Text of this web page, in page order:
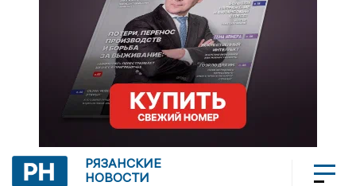
РЯЗАНСКИЕ
НОВОСТИ